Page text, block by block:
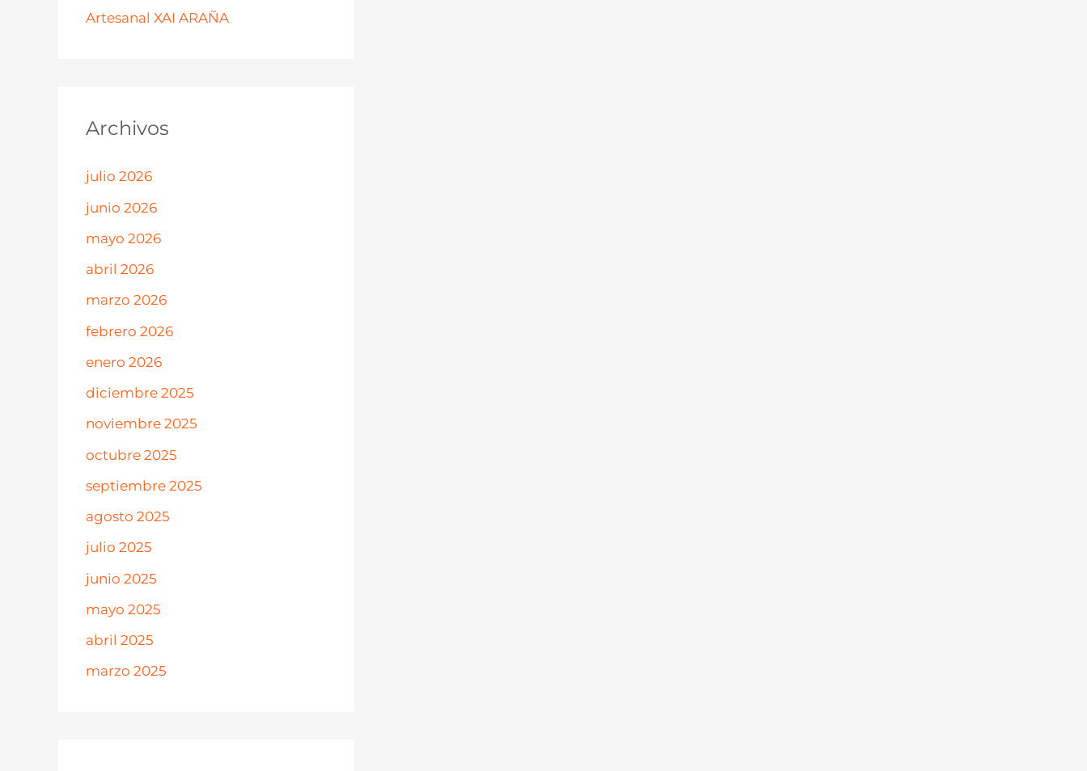
Artesanal XAI ARAÑA
Archivos
julio 2026
junio 2026
mayo 2026
abril 2026
marzo 2026
febrero 2026
enero 2026
diciembre 2025
noviembre 2025
octubre 2025
septiembre 2025
agosto 2025
julio 2025
junio 2025
mayo 2025
abril 2025
marzo 2025